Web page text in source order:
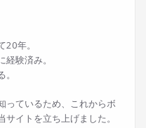
年。
験済み。
っているため、これからボ
イトを立ち上げました。